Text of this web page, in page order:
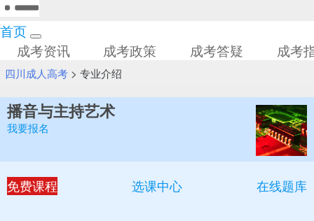
首页
成考资讯
成考政策 成考答疑 成考
四川成人高考> 专业介绍
播音与主持艺术
我要报名
免费课程 选课中心 在线题库